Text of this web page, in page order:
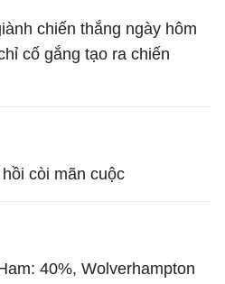
chiến thắng ngày hôm
cố gắng tạo ra chiến
còi mãn cuộc
40%, Wolverhampton